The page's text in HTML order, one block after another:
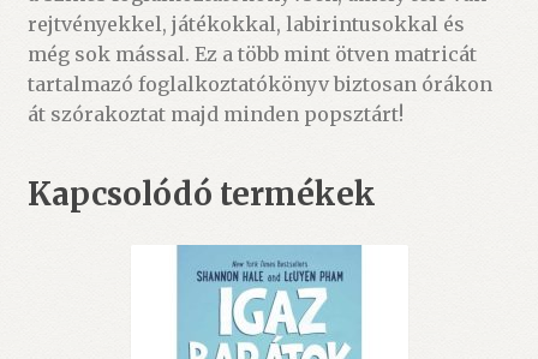
rejtvényekkel, játékokkal, labirintusokkal és
még sok mással. Ez a több mint ötven matricát
tartalmazó foglalkoztatókönyv biztosan órákon
át szórakoztat majd minden popsztárt!
Kapcsolódó termékek